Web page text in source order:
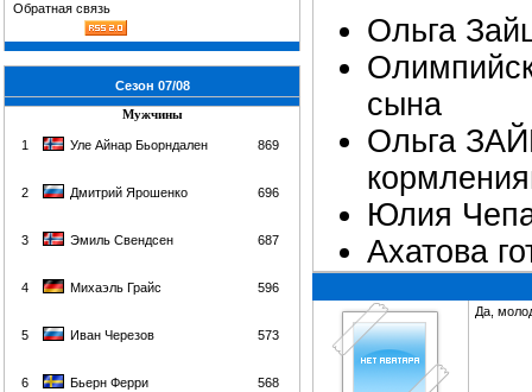
Обратная связь
Сезон 07/08
Мужчины
1 Уле Айнар Бьорндален 869
2 Дмитрий Ярошенко 696
3 Эмиль Свендсен 687
4 Михаэль Грайс 596
5 Иван Черезов 573
6 Бьерн Ферри 568
Ольга
сына
Ольга
Юлия
Ахатова
Да,